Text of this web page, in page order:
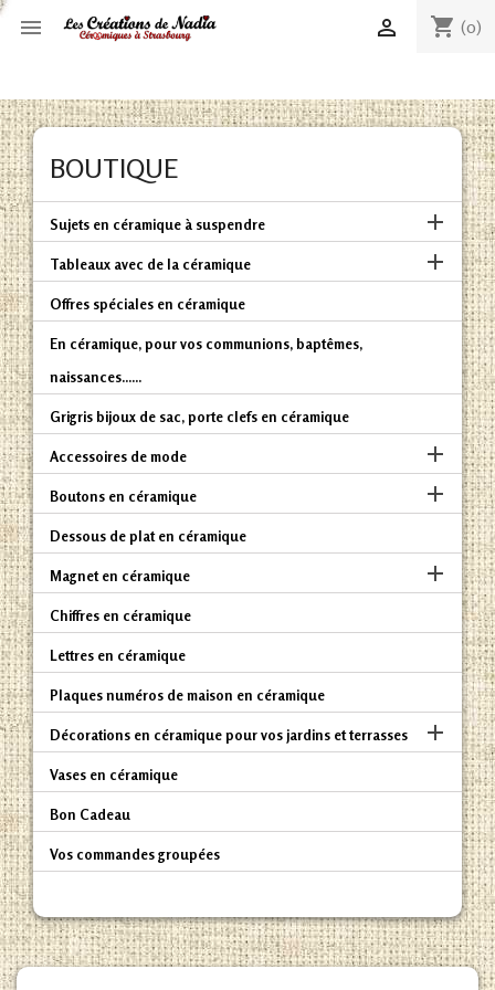
 shopping_cart (0)

BOUTIQUE
Sujets en céramique à suspendre 
Tableaux avec de la céramique 
Offres spéciales en céramique
En céramique, pour vos communions, baptêmes,
naissances......
Grigris bijoux de sac, porte clefs en céramique
Accessoires de mode 
Boutons en céramique 
Dessous de plat en céramique
Magnet en céramique 
Chiffres en céramique
Lettres en céramique
Plaques numéros de maison en céramique
Décorations en céramique pour vos jardins et terrasses 
Vases en céramique
Bon Cadeau
Vos commandes groupées